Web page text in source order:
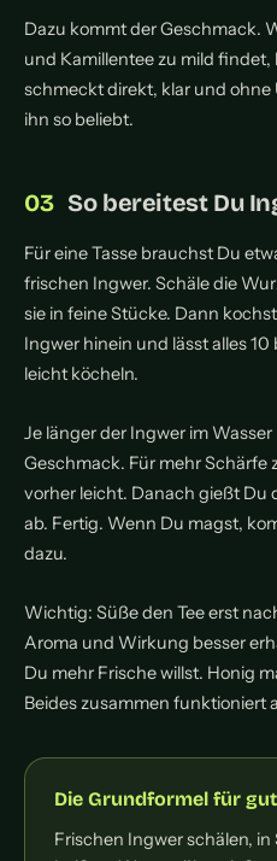
Dazu kommt der Geschmack.
und Kamillentee zu mild findet,
schmeckt direkt, klar und ohne
ihn so beliebt.
So bereitest Du
Für eine Tasse brauchst Du
frischen Ingwer. Schäle die
sie in feine Stücke. Dann
Ingwer hinein und lässt alles
leicht köcheln.
Je länger der Ingwer im
Geschmack. Für mehr Schärfe
vorher leicht. Danach gießt Du
ab. Fertig. Wenn Du magst,
dazu.
Wichtig: Süße den Tee erst
Aroma und Wirkung besser
Du mehr Frische willst. Honig
Beides zusammen funktioniert
Die Grundformel für
Frischen Ingwer schälen,